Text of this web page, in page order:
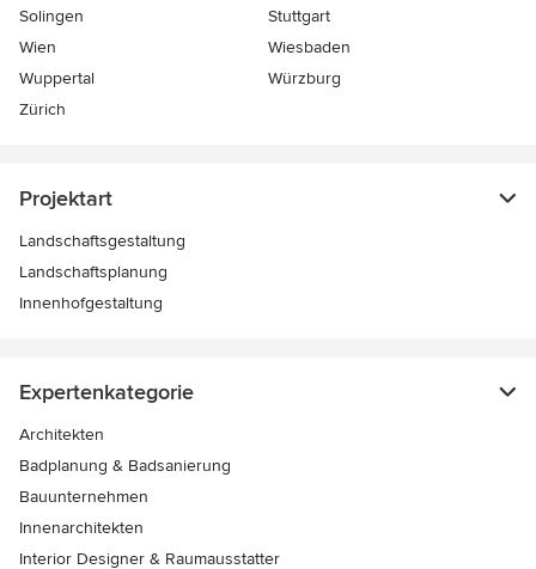
Solingen
Stuttgart
Wien
Wiesbaden
Wuppertal
Würzburg
Zürich
Projektart
Landschaftsgestaltung
Landschaftsplanung
Innenhofgestaltung
Expertenkategorie
Architekten
Badplanung & Badsanierung
Bauunternehmen
Innenarchitekten
Interior Designer & Raumausstatter